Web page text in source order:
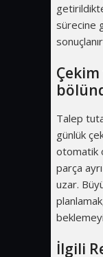
sürecine
Talep
günlük
otomatik
parça
uzar.
İlgili